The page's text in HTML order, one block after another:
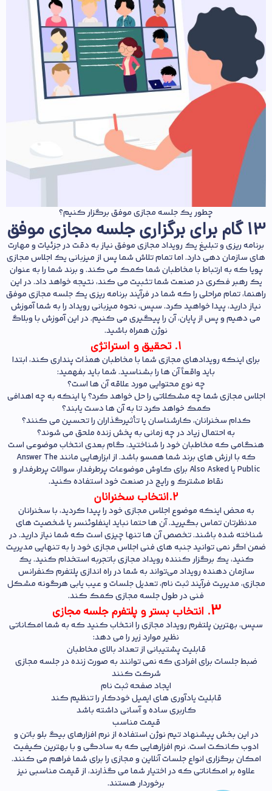
چطور یک جلسه مجازی موفق برگزار کنیم؟
13 گام برای برگزاری جلسه مجازی موفق
برنامه ریزی و تبلیغ یک رویداد مجازی موفق نیاز به دقت در جزئیات و مهارت
های سازمان دهی دارد. اما تمام تلاش شما پس از میزبانی یک اجلاس مجازی
پویا که به ارتباط با مخاطبان شما کمک می کند. و برند شما را به عنوان
یک رهبر فکری در صنعت شما تثبیت می کند، نتیجه خواهد داد. در این
راهنما، تمام مراحلی را که شما در فرآیند برنامه ریزی یک جلسه مجازی موفق
نیاز دارید، پیدا خواهید کرد. سپس، نحوه میزبانی رویداد را به شما آموزش
می‌ دهیم و پس از پایان، آن را پیگیری می‌ کنیم. در این آموزش با وبلاگ
نوژنهمراه باشید.
1. تحقیق و استراتژی
برای اینکه رویدادهای مجازی شما با مخاطبان همذات پنداری کند، ابتدا
باید واقعاً آن ها را بشناسید. شما باید بفهمید:
چه نوع محتوایی مورد علاقه آن ها است؟
اجلاس مجازی شما چه مشکلاتی را حل خواهد کرد؟ یا اینکه به چه اهدافی
کمک خواهد کرد تا به آن ها دست یابند؟
کدام سخنرانان، کارشناسان یا تأثیرگذاران را تحسین می کنند؟
به احتمال زیاد در چه زمانی به پخش زنده ملحق می شوند؟
هنگامی که مخاطبان خود را شناختید، گام بعدی انتخاب موضوعی است
که با ارزش های برند شما همسو باشد. از ابزارهایی مانند Answer The
Public یا Also Asked برای کاوش موضوعات پرطرفدار، سوالات پرطرفدار و
نقاط مشترک و رایج در صنعت خود استفاده کنید.
2. انتخاب سخنرانان
به محض اینکه موضوع اجلاس مجازی خود را پیدا کردید، با سخنرانان
مدنظرتان تماس بگیرید. آن ها حتما نباید اینفلوئنسر یا شخصیت های
شناخته شده باشند. تخصص آن ها تنها چیزی است که شما نیاز دارید. در
ضمن اگر نمی توانید جنبه های فنی اجلاس مجازی خود را به تنهایی مدیریت
کنید، یک برگزار کننده رویداد مجازی باتجربه استخدام کنید. یک
سازمان‌ دهنده رویداد می‌تواند به شما در راه‌ اندازی پلتفرم کنفرانس
مجازی، مدیریت فرآیند ثبت‌ نام، تعدیل جلسات و عیب‌ یابی هرگونه مشکل
فنی در طول جلسه مجازی کمک کند.
3. انتخاب بستر و پلتفرم جلسه مجازی
سپس، بهترین پلتفرم رویداد مجازی را انتخاب کنید که به شما امکاناتی
نظیر موارد زیر را می‌ دهد:
قابلیت پشتیبانی از تعداد بالای مخاطبان
ضبط جلسات برای افرادی که نمی توانند به صورت زنده در جلسه مجازی
شرکت کنند
ایجاد صفحه ثبت نام
قابلیت یادآوری های ایمیل خودکار را تنظیم کند
کاربری ساده و آسانی داشته باشد
قیمت مناسب
در این بخش پیشنهاد تیمنوژناستفاده از نرم افزارهایبیگ بلو باتنو
ادوب کانکتاست. نرم افزارهایی که به سادگی و با بهترین کیفیت
امکان برگزاری انواع جلسات آنلاین و مجازی را برای شما فراهم می کنند.
علاوه بر امکاناتی که در اختیار شما می گذارند، از قیمت مناسبی نیز
برخوردار هستند.